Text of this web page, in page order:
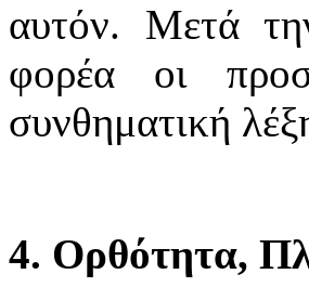
αυτόν. Μετά
φορέα οι
συνθηματική
4. Ορθότητα,